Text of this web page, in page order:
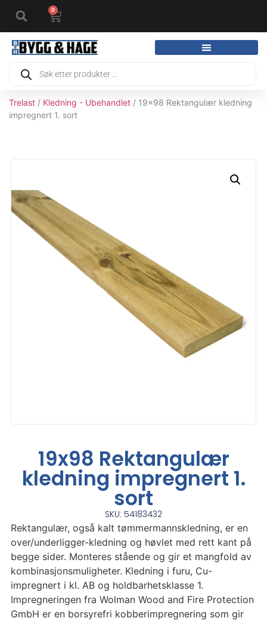
0
Trelast / Kledning - Ubehandlet / 19x98 Rektangulær kledning
impregnert 1. sort
19x98 Rektangulær
kledning impregnert 1.
sort
SKU: 54183432
Rektangulær, også kalt tømmermannskledning, er en
over/underligger-kledning og høvlet med rett kant på
begge sider. Monteres stående og gir et mangfold av
kombinasjonsmuligheter. Kledning i furu, Cu-
impregnert i kl. AB og holdbarhetsklasse 1.
Impregneringen fra Wolman Wood and Fire Protection
GmbH er en borsyrefri kobberimpregnering som gir